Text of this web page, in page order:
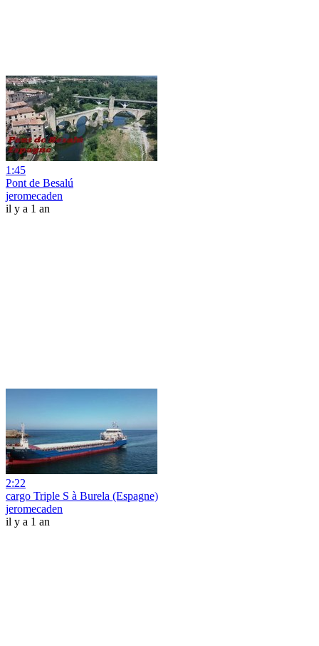
1:45
Pont de Besalú
jeromecaden
il y a 1 an
2:22
cargo Triple S à Burela (Espagne)
jeromecaden
il y a 1 an